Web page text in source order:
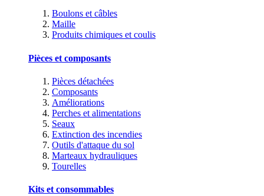
Boulons et câbles
Maille
Produits chimiques et coulis
Pièces et composants
Pièces détachées
Composants
Améliorations
Perches et alimentations
Seaux
Extinction des incendies
Outils d'attaque du sol
Marteaux hydrauliques
Tourelles
Kits et consommables